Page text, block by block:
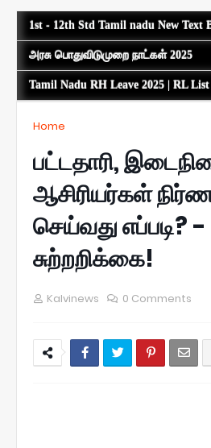
1st - 12th Std Tamil nadu New Text
அரசு பொதுவிடுமுறை நாட்கள் 2025
Tamil Nadu RH Leave 2025 | RL
Home
பட்டதாரி,
ஆசிரியர்கள்
செய்வது எப்படி?
சுற்றறிக்கை!
Kalvinews 0 Comments